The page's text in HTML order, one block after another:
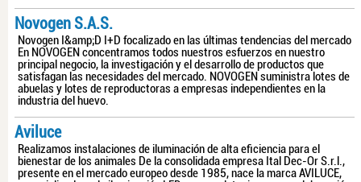
Novogen S.A.S.
Novogen I&amp;D I+D focalizado en las últimas tendencias del mercado
En NOVOGEN concentramos todos nuestros esfuerzos en nuestro
principal negocio, la investigación y el desarrollo de productos que
satisfagan las necesidades del mercado. NOVOGEN suministra lotes de
abuelas y lotes de reproductoras a empresas independientes en la
industria del huevo.
Aviluce
Realizamos instalaciones de iluminación de alta eficiencia para el
bienestar de los animales De la consolidada empresa Ital Dec-Or S.r.l.,
presente en el mercado europeo desde 1985, nace la marca AVILUCE,